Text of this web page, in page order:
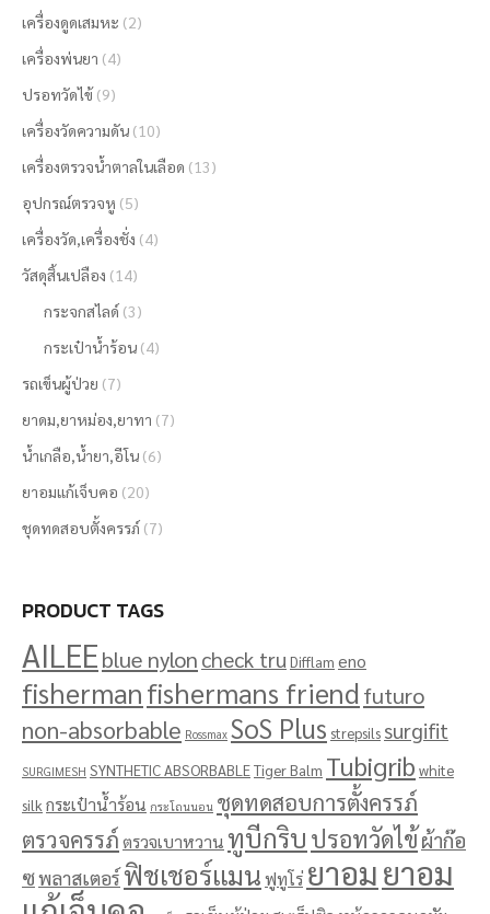
เครื่องดูดเสมหะ (2)
เครื่องพ่นยา (4)
ปรอทวัดไข้ (9)
เครื่องวัดความดัน (10)
เครื่องตรวจน้ำตาลในเลือด (13)
อุปกรณ์ตรวจหู (5)
เครื่องวัด,เครื่องชั่ง (4)
วัสดุสิ้นเปลือง (14)
กระจกสไลด์ (3)
กระเป๋าน้ำร้อน (4)
รถเข็นผู้ป่วย (7)
ยาดม,ยาหม่อง,ยาทา (7)
น้ำเกลือ,น้ำยา,อีโน (6)
ยาอมแก้เจ็บคอ (20)
ชุดทดสอบตั้งครรภ์ (7)
PRODUCT TAGS
AILEEblue nylon check tru Difflam eno
fishermanfishermans friend futuro
non-absorbable Rossmax SoS Plus strepsils surgifit
SURGIMESH SYNTHETIC ABSORBABLETiger Balm Tubigrib white
silk กระเป๋าน้ำร้อน กระโถนนอน ชุดทดสอบการตั้งครรภ์
ตรวจครรภ์ตรวจเบาหวาน ทูบีกริบ ปรอทวัดไข้ผ้าก๊อ
ซพลาสเตอร์ฟิชเชอร์แมนฟูทูโร่ ยาอมยาอม